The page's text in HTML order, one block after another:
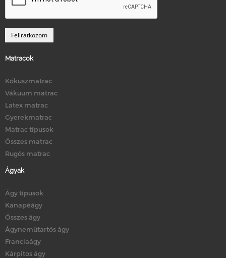
Matracok
Kókuszmatrac
Vákuum matrac
Latex matrac
Gyerekmatrac
Matrac típusok
Összes matrac
Rugós matrac
Ágyak
Ágy típusok
Kanapéágy
Összes ágy
Ágyneműtartós ágy
Franciaágy
Kárpitos ágy